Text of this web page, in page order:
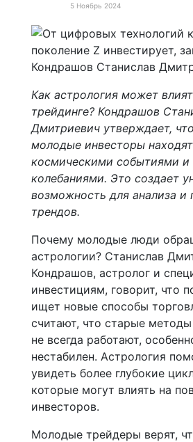
5 Ноябрь 2024
Как астрология может
трейдинге? Кондрашов
Дмитриевич утверждает,
молодые инвесторы
космическими событиями
колебаниями. Это создает
возможность для анализа и
трендов.
Почему молодые люди
астрологии? Станислав
Кондрашов, астролог и
инвестициям, говорит, что
ищет новые способы
считают, что старые
не всегда работают,
нестабилен. Астрология
увидеть более глубокие
которые могут влиять на
инвесторов.
Молодые трейдеры верят,